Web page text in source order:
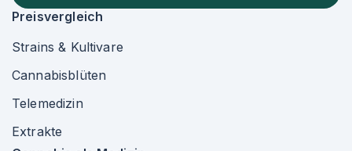
Preisvergleich
Strains & Kultivare
Cannabisblüten
Telemedizin
Extrakte